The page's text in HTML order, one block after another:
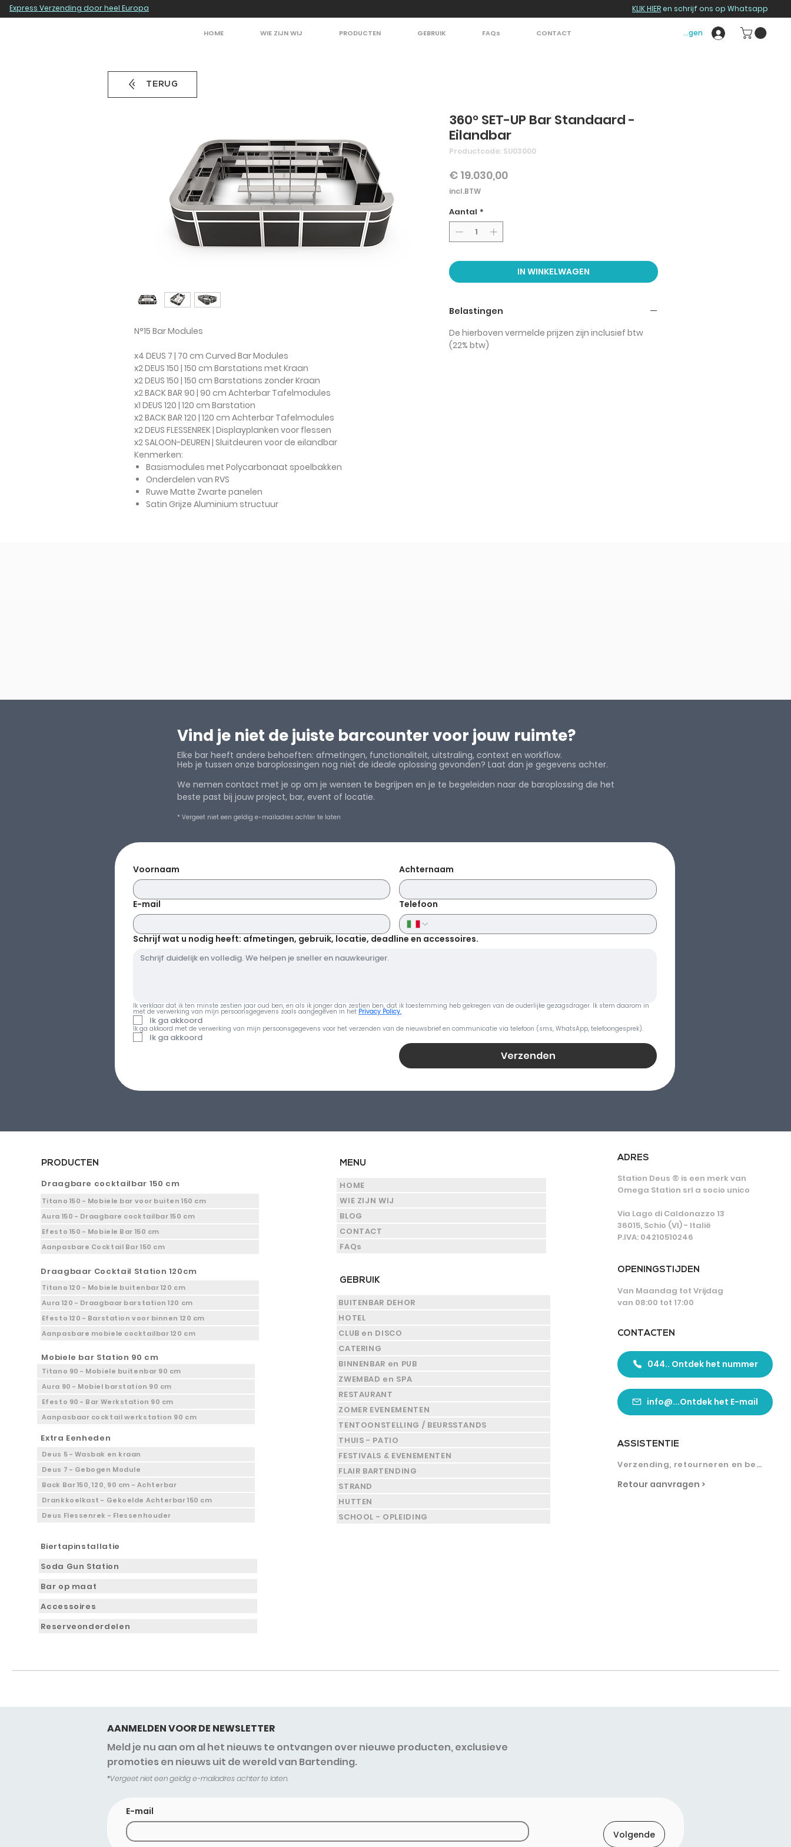
Express Verzending door heel Europa KLIK HIERen schrijf ons op Whatsapp
HOME WIE ZIJN WIJ PRODUCTEN GEBRUIK FAQs CONTACT Inloggen
TERUG
N°15 Bar Modules
x4 DEUS 7 | 70 cm Curved Bar Modules
x2 DEUS 150 | 150 cm Barstations met Kraan
x2 DEUS 150 | 150 cm Barstations zonder Kraan
x2 BACK BAR 90 | 90 cm Achterbar Tafelmodules
x1 DEUS 120 | 120 cm Barstation
x2 BACK BAR 120 | 120 cm Achterbar Tafelmodules
x2 DEUS FLESSENREK | Displayplanken voor flessen
x2 SALOON-DEUREN | Sluitdeuren voor de eilandbar
Kenmerken:
Basismodules met Polycarbonaat spoelbakken
Onderdelen van RVS
Ruwe Matte Zwarte panelen
Satin Grijze Aluminium structuur
360° SET-UP Bar Standaard -
Eilandbar
Productcode: SU03000
€ 19.030,00Prijs
incl.BTW
Aantal *
IN WINKELWAGEN
Belastingen
De hierboven vermelde prijzen zijn inclusief btw
(22% btw)
Vind je niet de juiste barcounter voor jouw ruimte?
Elke bar heeft andere behoeften: afmetingen, functionaliteit, uitstraling, context en workflow.
Heb je tussen onze baroplossingen nog niet de ideale oplossing gevonden? Laat dan je gegevens achter.
We nemen contact met je op om je wensen te begrijpen en je te begeleiden naar de baroplossing die het
beste past bij jouw project, bar, event of locatie.
* Vergeet niet een geldig e-mailadres achter te laten
Voornaam Achternaam
E-mail Telefoon
Schrijf wat u nodig heeft: afmetingen, gebruik, locatie, deadline en accessoires.
Ik verklaar dat ik ten minste zestien jaar oud ben, en als ik jonger dan zestien ben, dat ik toestemming heb gekregen van de ouderlijke gezagsdrager. Ik stem daarom in
met de verwerking van mijn persoonsgegevens zoals aangegeven in het Privacy Policy.
Ik ga akkoord
Ik ga akkoord met de verwerking van mijn persoonsgegevens voor het verzenden van de nieuwsbrief en communicatie via telefoon (sms, WhatsApp, telefoongesprek).
Ik ga akkoord
Verzenden
PRODUCTEN
Draagbare cocktailbar 150 cm
Titano 150 - Mobiele bar voor buiten 150 cm
Aura 150 - Draagbare cocktailbar 150 cm
Efesto 150 - Mobiele Bar 150 cm
Aanpasbare Cocktail Bar 150 cm
Draagbaar Cocktail Station 120cm
Titano 120 - Mobiele buitenbar 120 cm
Aura 120 - Draagbaar barstation 120 cm
Efesto 120 - Barstation voor binnen 120 cm
Aanpasbare mobiele cocktailbar 120 cm
Mobiele bar Station 90 cm
Titano 90 - Mobiele buitenbar 90 cm
Aura 90 - Mobiel barstation 90 cm
Efesto 90 - Bar Werkstation 90 cm
Aanpasbaar cocktail werkstation 90 cm
Extra Eenheden
Deus 5 - Wasbak en kraan
Deus 7 - Gebogen Module
Back Bar 150, 120, 90 cm - Achterbar
Drankkoelkast - Gekoelde Achterbar 150 cm
Deus Flessenrek - Flessenhouder
Biertapinstallatie
Soda Gun Station
Bar op maat
Accessoires
Reserveonderdelen
MENU
HOME
WIE ZIJN WIJ
BLOG
CONTACT
FAQs
GEBRUIK
BUITENBAR DEHOR
HOTEL
CLUB en DISCO
CATERING
BINNENBAR en PUB
ZWEMBAD en SPA
RESTAURANT
ZOMER EVENEMENTEN
TENTOONSTELLING / BEURSSTANDS
THUIS - PATIO
FESTIVALS & EVENEMENTEN
FLAIR BARTENDING
STRAND
HUTTEN
SCHOOL - OPLEIDING
ADRES
Station Deus ® is een merk van
Omega Station srl a socio unico
Via Lago di Caldonazzo 13
36015, Schio (VI) - Italië
P.IVA: 04210510246
OPENINGSTIJDEN
Van Maandag tot Vrijdag
van 08:00 tot 17:00
CONTACTEN
044.. Ontdek het nummer
info@...Ontdek het E-mail
ASSISTENTIE
Verzending, retourneren en betalingen
Retour aanvragen >
AANMELDEN VOOR DE NEWSLETTER
Meld je nu aan om al het nieuws te ontvangen over nieuwe producten, exclusieve
promoties en nieuws uit de wereld van Bartending.
*Vergeet niet een geldig e-mailadres achter te laten.
E-mail
Volgende